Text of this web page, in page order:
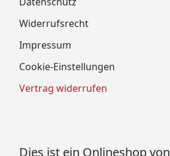
Widerrufsrecht
Impressum
Cookie-Einstellungen
Vertrag widerrufen
Dies ist ein Onlineshop von